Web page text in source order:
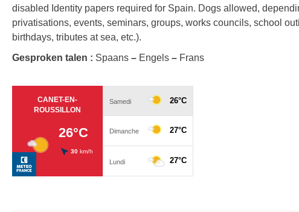
disabled Identity papers required for Spain. Dogs allowed,
privatisations, events, seminars, groups, works councils, school
birthdays, tributes at sea, etc.).
Gesproken talen : Spaans – Engels – Frans